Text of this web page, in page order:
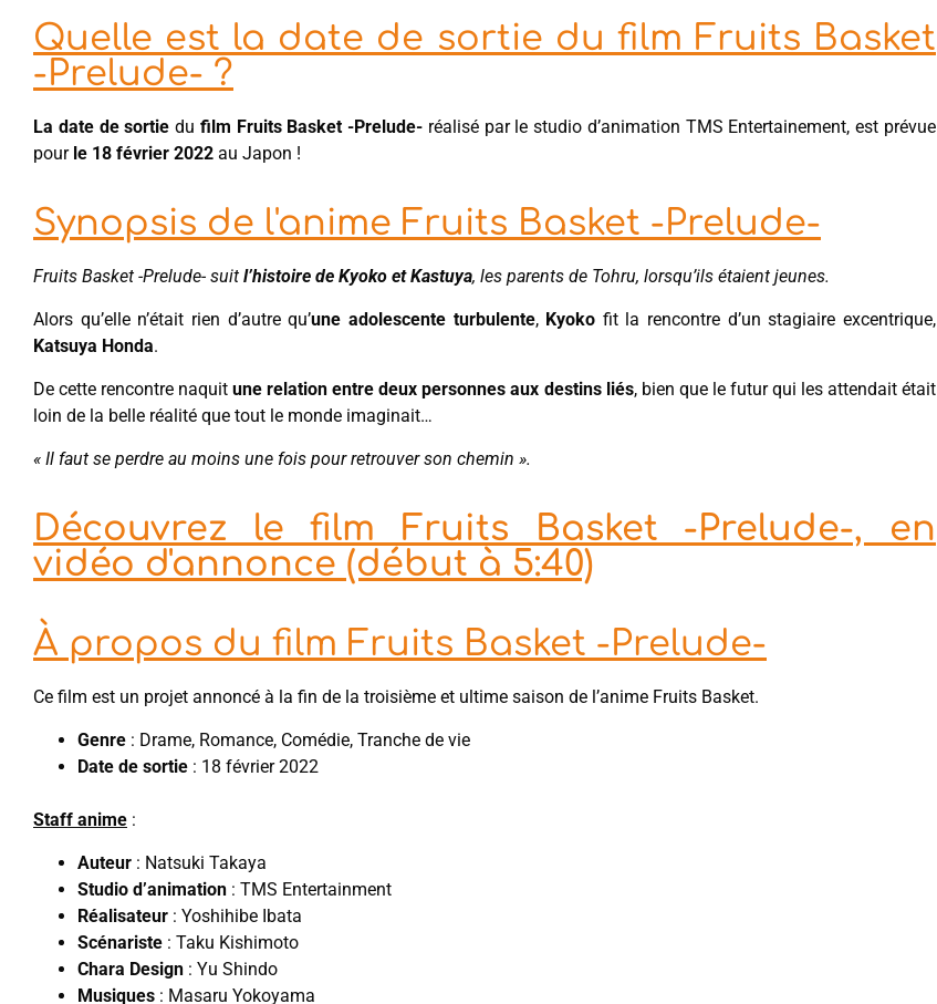
Quelle est la date de sortie du film Fruits Basket
-Prelude- ?
La date de sortie du film Fruits Basket -Prelude- réalisé par le studio d’animation TMS Entertainement, est prévue
pour le 18 février 2022 au Japon !
Synopsis de l'anime Fruits Basket -Prelude-
Fruits Basket -Prelude- suit l’histoire de Kyoko et Kastuya, les parents de Tohru, lorsqu’ils étaient jeunes.
Alors qu’elle n’était rien d’autre qu’une adolescente turbulente, Kyoko fit la rencontre d’un stagiaire excentrique,
Katsuya Honda.
De cette rencontre naquitune relation entre deux personnes aux destins liés, bien que le futur qui les attendait était
loin de la belle réalité que tout le monde imaginait…
« Il faut se perdre au moins une fois pour retrouver son chemin ».
Découvrez le film Fruits Basket -Prelude-, en
vidéo d'annonce (début à 5:40)
À propos du film Fruits Basket -Prelude-
Ce film est un projet annoncé à la fin de la troisième et ultime saison de l’anime Fruits Basket.
Genre : Drame, Romance, Comédie, Tranche de vie
Date de sortie : 18 février 2022
Staff anime :
Auteur : Natsuki Takaya
Studio d’animation : TMS Entertainment
Réalisateur : Yoshihibe Ibata
Scénariste : Taku Kishimoto
Chara Design : Yu Shindo
Musiques : Masaru Yokoyama